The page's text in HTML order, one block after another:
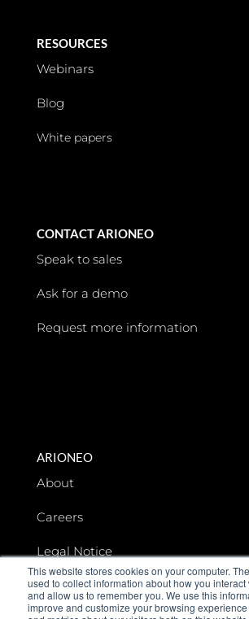
This website stores cookies on your computer.
used to collect information about how you interact
and allow us to remember you. We use this
improve and customize your browsing
RESOURCES
Webinars
Blog
White papers
CONTACT ARIONEO
Speak to sales
Ask for a demo
Request more information
ARIONEO
About
Careers
Legal Notice
Data privacy